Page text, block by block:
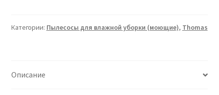
Категории: Пылесосы для влажной уборки (моющие), Thomas
Описание